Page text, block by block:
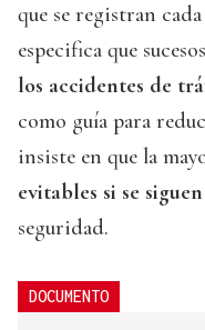
que se registran
especifica que
los accidentes de
como guía para
insiste en que la
evitables si se
seguridad.
DOCUMENTO